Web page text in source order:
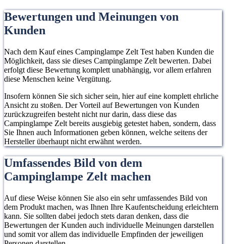
warmweißes Licht
aus und beleuchtet
360°.
Gleichzeitig ist es
ausgestattet, die für
Camper praktisch
sind, um es an
anderen Stützen
aufzuhängen.
werden
einen
Bereich
Bewertungen und Meinungen von
Kunden
Nach dem Kauf eines Campinglampe Zelt Test haben Kunden die
Möglichkeit, dass sie dieses Campinglampe Zelt bewerten. Dabei
erfolgt diese Bewertung komplett unabhängig, vor allem erfahren
diese Menschen keine Vergütung.
Insofern können Sie sich sicher sein, hier auf eine komplett ehrliche
Ansicht zu stoßen. Der Vorteil auf Bewertungen von Kunden
zurückzugreifen besteht nicht nur darin, dass diese das
Campinglampe Zelt bereits ausgiebig getestet haben, sondern, dass
Sie Ihnen auch Informationen geben können, welche seitens der
Hersteller überhaupt nicht erwähnt werden.
Umfassendes Bild von dem
Campinglampe Zelt machen
Auf diese Weise können Sie also ein sehr umfassendes Bild von
dem Produkt machen, was Ihnen Ihre Kaufentscheidung erleichtern
kann. Sie sollten dabei jedoch stets daran denken, dass die
Bewertungen der Kunden auch individuelle Meinungen darstellen
und somit vor allem das individuelle Empfinden der jeweiligen